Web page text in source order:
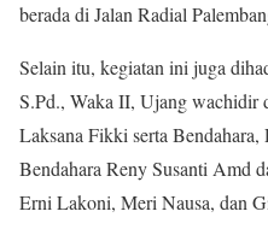
berada di Jalan Radial
Selain itu, kegiatan ini juga
S.Pd., Waka II, Ujang wachidir
Laksana Fikki serta
Bendahara Reny Susanti Amd
Erni Lakoni, Meri Nausa, dan